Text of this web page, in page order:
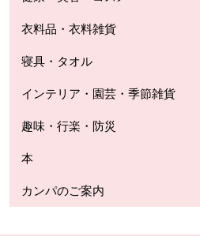
衣料品・衣料雑貨
寝具・タオル
インテリア・園芸・季節雑貨
趣味・行楽・防災
本
カンパのご案内